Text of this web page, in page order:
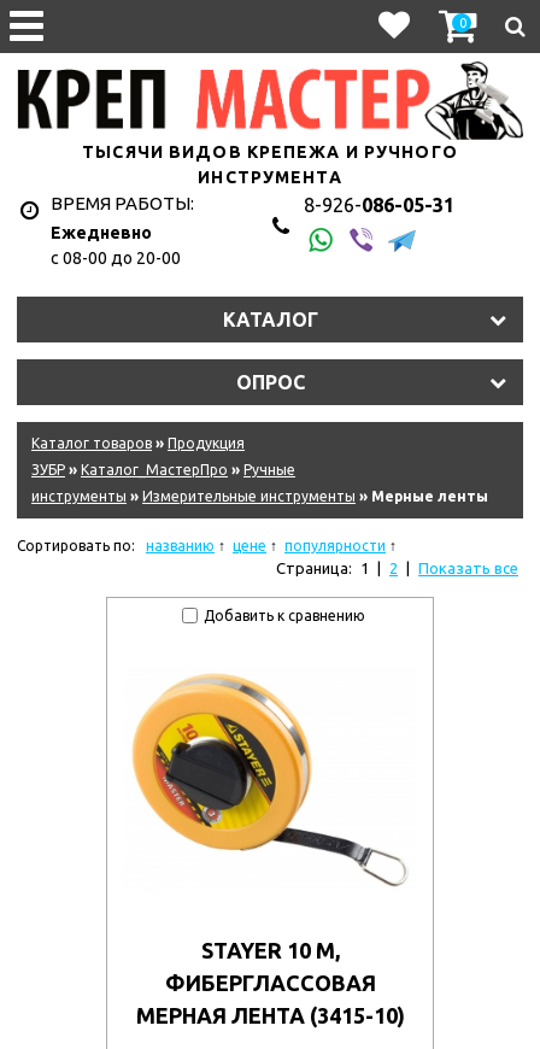
0
ТЫСЯЧИ ВИДОВ КРЕПЕЖА И РУЧНОГО
ИНСТРУМЕНТА
ВРЕМЯ РАБОТЫ:
Ежедневно
с 08-00 до 20-00
8-926-086-05-31
КАТАЛОГ
ОПРОС
Каталог товаров » Продукция
ЗУБР » Каталог_МастерПро » Ручные
инструменты » Измерительные инструменты » Мерные ленты
Сортировать по: названию цене популярности
Страница: 1 2 Показать все
Добавить к сравнению
STAYER 10 М,
ФИБЕРГЛАССОВАЯ
МЕРНАЯ ЛЕНТА (3415-10)